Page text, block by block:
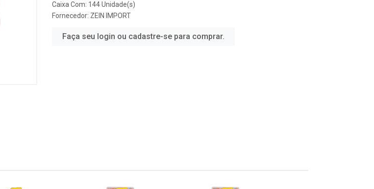
Caixa Com: 144 Unidade(s)
Fornecedor: ZEIN IMPORT
Faça seu login ou cadastre-se para comprar.